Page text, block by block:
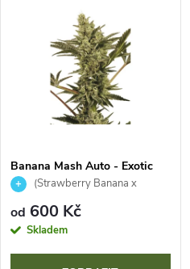
p
r
s
p
r
Banana Mash Auto - Exotic
Seeds(Strawberry Banana x
(Monster Mash) F5
od 600 Kč
Skladem